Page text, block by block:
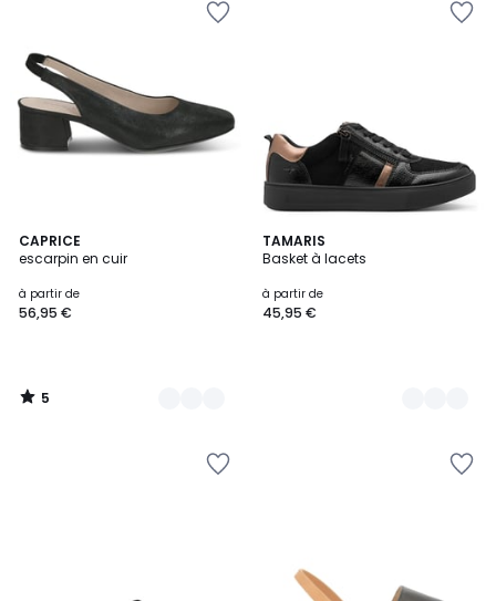
CAPRICE
escarpin en cuir
à partir de
56,95 €
5
/
5
Couleurs
5
/
TAMARIS
Basket à lacets
à partir de
45,95 €
6
Couleurs